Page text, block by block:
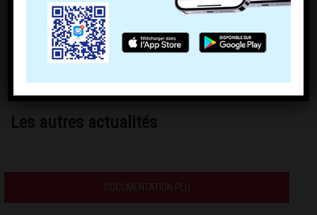
Les autres actualités
DOCUMENTATION PLU